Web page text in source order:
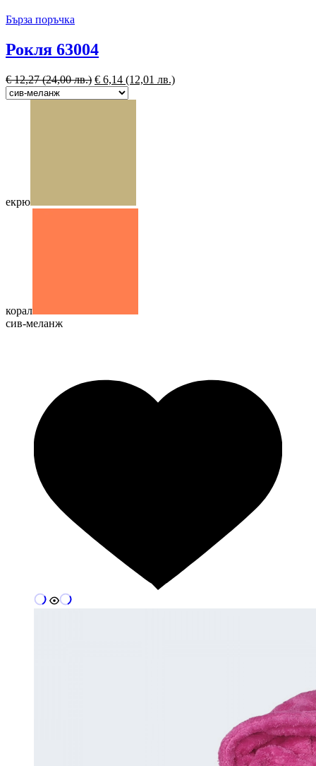
Бърза поръчка
Рокля 63004
€12,27(24,00 лв.) € 6,14 (12,01 лв.)
екрю
корал
сив-меланж